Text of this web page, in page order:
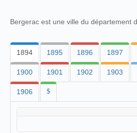
Bergerac est une ville du département
1894 1895 1896 1897
1900 1901 1902 1903
1906 $